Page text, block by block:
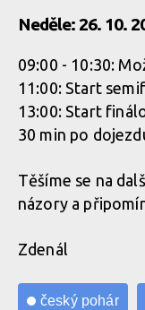
Neděle: 26. 10.
09:00 - 10:30:
11:00: Start
13:00: Start
30 min po
Těšíme se na
názory a
Zdenál
český pohár